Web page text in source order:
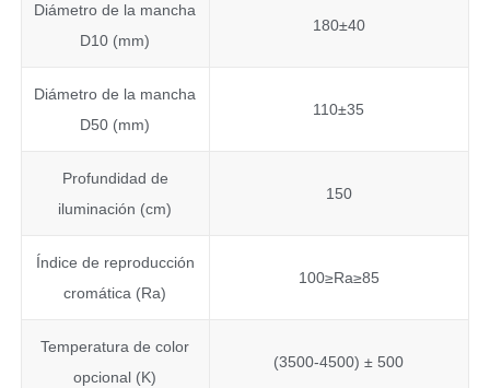
Diámetro de la mancha
D10 (mm)
180±40
Diámetro de la mancha
D50 (mm)
110±35
Profundidad de
iluminación (cm)
150
Índice de reproducción
cromática (Ra)
100≥Ra≥85
Temperatura de color
opcional (K)
(3500-4500) ± 500